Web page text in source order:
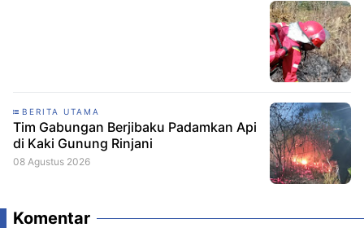
BERITA UTAMA
Tim Gabungan Berjibaku Padamkan Api
di Kaki Gunung Rinjani
08 Agustus 2026
Komentar